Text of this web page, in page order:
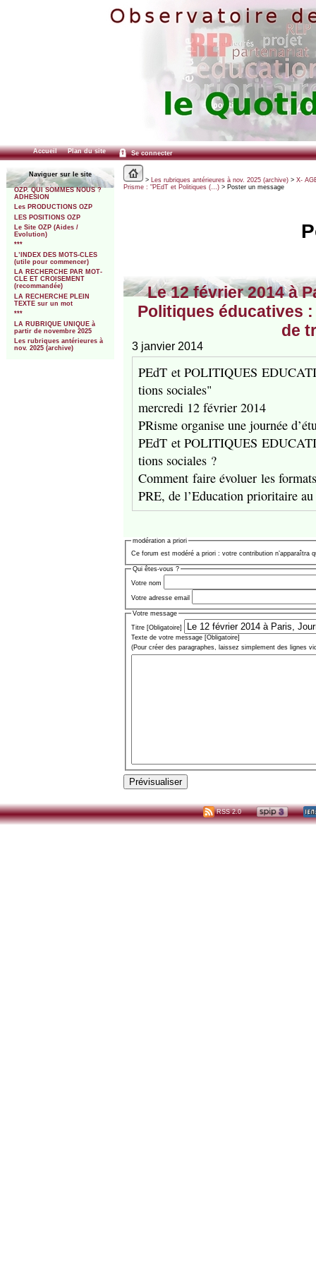
Accueil Plan du site Se connecter
Naviguer sur le site
OZP. QUI SOMMES NOUS ?
ADHESION
Les PRODUCTIONS OZP
LES POSITIONS OZP
Le Site OZP (Aides /
Evolution)
***
L’INDEX DES MOTS-CLES
(utile pour commencer)
LA RECHERCHE PAR MOT-
CLE ET CROISEMENT
(recommandée)
LA RECHERCHE PLEIN
TEXTE sur un mot
***
LA RUBRIQUE UNIQUE à
partir de novembre 2025
Les rubriques antérieures à
nov. 2025 (archive)
> Les rubriques antérieures à nov. 2025 (archive)> X-
Prisme : "PEdT et Politiques (…)> Poster un message
Le 12 février 2014 à
Politiques éducatives
de
3 janvier 2014
PEdT et POLI­TIQUES
tions sociales"
mercredi 12 février 2014
PRisme organise une journée
PEdT et POLI­TIQUES
tions sociales ?
Comment faire évoluer les
PRE, de l’Education prio­ri­taire
modération a priori
Ce forum est modéré a priori : votre contribution n’apparaîtra
Qui êtes-vous ?
Votre nom
Votre adresse email
Votre message
Titre [Obligatoire]
Texte de votre message [Obligatoire]
(Pour créer des paragraphes, laissez simplement des lignes
RSS 2.0